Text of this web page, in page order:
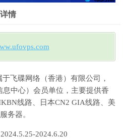
情
飞碟网络（香港）有限公司，
中心）会员单位，主要提供香
线路、日本CN2 GIA线路、美
务器。
2024.6.20